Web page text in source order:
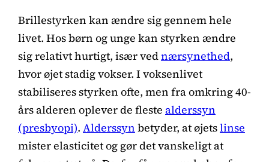
Brillestyrken kan ændre sig gennem hele
livet. Hos børn og unge kan styrken ændre
sig relativt hurtigt, især vednærsynethed,
hvor øjet stadig vokser. I voksenlivet
stabiliseres styrken ofte, men fra omkring 40-
års alderen oplever de fleste alderssyn
(presbyopi). Alderssyn betyder, at øjetslinse
mister elasticitet og gør det vanskeligt at